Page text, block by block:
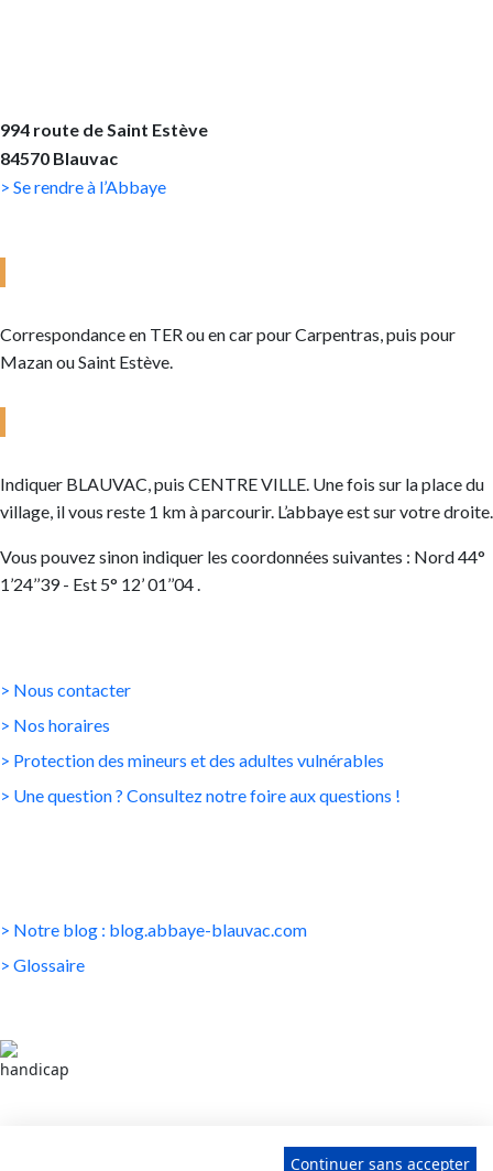
Continuer sans accepter
994 route de Saint Estève
84570 Blauvac
> Se rendre à l’Abbaye
Correspondance en TER ou en car pour Carpentras, puis pour
Mazan ou Saint Estève.
Indiquer BLAUVAC, puis CENTRE VILLE. Une fois sur la place du
village, il vous reste 1 km à parcourir. L’abbaye est sur votre droite.
Vous pouvez sinon indiquer les coordonnées suivantes : Nord 44°
1’24’’39 - Est 5° 12’ 01’’04 .
> Nous contacter
> Nos horaires
> Protection des mineurs et des adultes vulnérables
> Une question ? Consultez notre foire aux questions !
> Notre blog : blog.abbaye-blauvac.com
> Glossaire